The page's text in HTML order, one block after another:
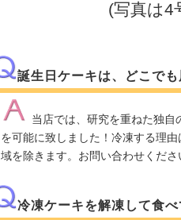
(写真は4
誕生日ケーキは、どこで
当店では、研究を重ねた独
を可能に致しました！冷凍する理
域を除きます。お問い合わせくださ
冷凍ケーキを解凍して食